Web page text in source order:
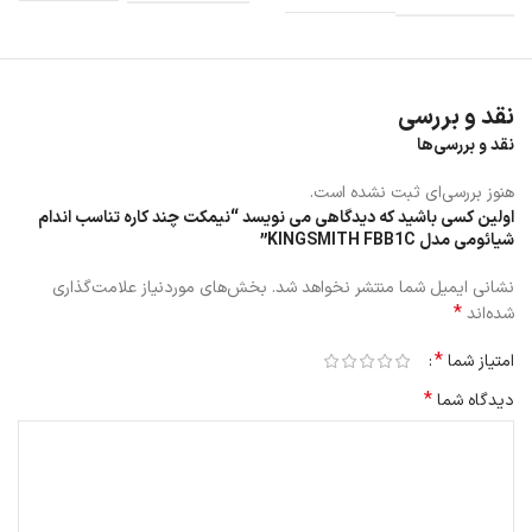
نقد و بررسی
نقد و بررسی‌ها
هنوز بررسی‌ای ثبت نشده است.
اولین کسی باشید که دیدگاهی می نویسد “نیمکت چند کاره تناسب اندام
شیائومی مدل KINGSMITH FBB1C”
نشانی ایمیل شما منتشر نخواهد شد. بخش‌های موردنیاز علامت‌گذاری
شده‌اند*
امتیاز شما*
دیدگاه شما*